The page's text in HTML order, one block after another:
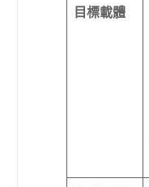
目標載體